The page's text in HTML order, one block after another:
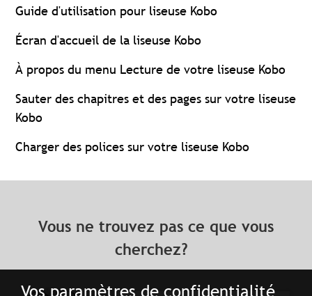
Vos paramètres de confidentialité
Guide d'utilisation pour liseuse Kobo
Écran d'accueil de la liseuse Kobo
À propos du menu Lecture de votre liseuse Kobo
Sauter des chapitres et des pages sur votre liseuse
Kobo
Charger des polices sur votre liseuse Kobo
Vous ne trouvez pas ce que vous
cherchez?